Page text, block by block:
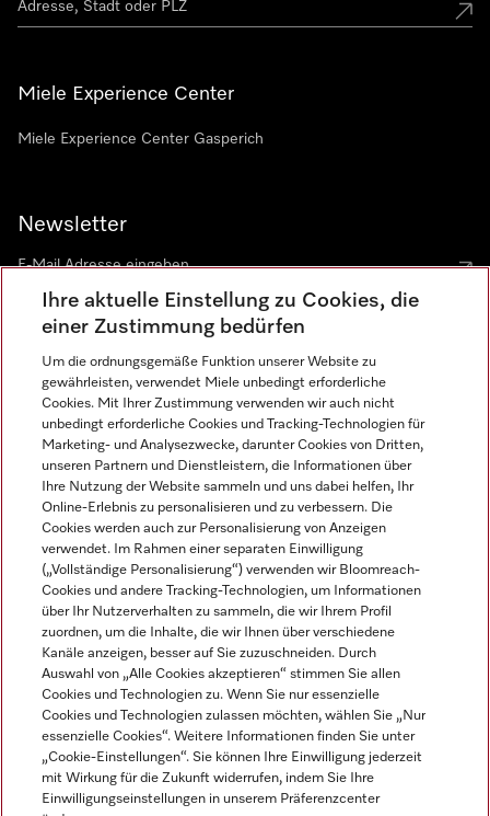
Miele Experience Center
Miele Experience Center Gasperich
Newsletter
Sprache
DEUTSCH
Impressum
AGB
Datenschutz
Nutzungsbedingungen
Miele auf Instagram
Miele auf Youtube
Ihre aktuelle Einstellung zu Cookies, die
einer Zustimmung bedürfen
Um die ordnungsgemäße Funktion unserer Website zu
gewährleisten, verwendet Miele unbedingt erforderliche
Cookies. Mit Ihrer Zustimmung verwenden wir auch nicht
unbedingt erforderliche Cookies und Tracking-Technologien für
Marketing- und Analysezwecke, darunter Cookies von Dritten,
unseren Partnern und Dienstleistern, die Informationen über
Ihre Nutzung der Website sammeln und uns dabei helfen, Ihr
Online-Erlebnis zu personalisieren und zu verbessern. Die
Cookies werden auch zur Personalisierung von Anzeigen
verwendet. Im Rahmen einer separaten Einwilligung
(„Vollständige Personalisierung“) verwenden wir Bloomreach-
Cookies und andere Tracking-Technologien, um Informationen
über Ihr Nutzerverhalten zu sammeln, die wir Ihrem Profil
zuordnen, um die Inhalte, die wir Ihnen über verschiedene
Kanäle anzeigen, besser auf Sie zuzuschneiden. Durch
Auswahl von „Alle Cookies akzeptieren“ stimmen Sie allen
Cookies und Technologien zu. Wenn Sie nur essenzielle
Cookies und Technologien zulassen möchten, wählen Sie „Nur
essenzielle Cookies“. Weitere Informationen finden Sie unter
„Cookie-Einstellungen“. Sie können Ihre Einwilligung jederzeit
mit Wirkung für die Zukunft widerrufen, indem Sie Ihre
Einwilligungseinstellungen in unserem Präferenzcenter